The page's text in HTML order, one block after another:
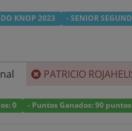
KNOP 2023 - SENIOR
PATRICIO
0 - Puntos Ganados: 90 puntos